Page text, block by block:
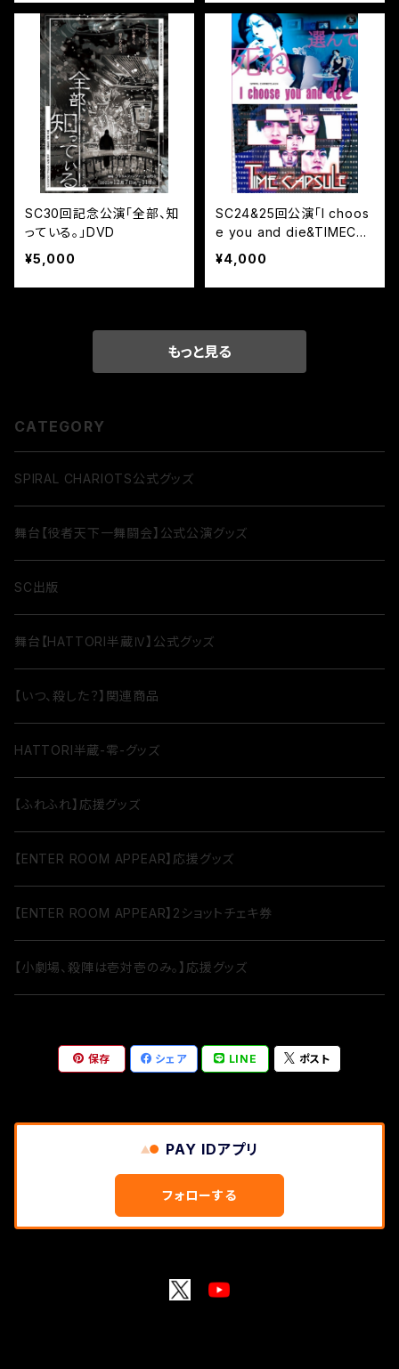
SC30回記念公演「全部、知
っている。」DVD
¥5,000
SC24&25回公演｢I choos
e you and die&TIMECAP
SULE｣DVD
¥4,000
もっと見る
CATEGORY
SPIRAL CHARIOTS公式グッズ
舞台【役者天下一舞闘会】公式公演グッズ
SC出版
舞台【HATTORI半蔵Ⅳ】公式グッズ
【いつ、殺した？】関連商品
HATTORI半蔵-零-グッズ
【ふれふれ】応援グッズ
【ENTER ROOM APPEAR】応援グッズ
【ENTER ROOM APPEAR】2ショットチェキ券
【小劇場、殺陣は壱対壱のみ。】応援グッズ
保存 シェア LINE ポスト
PAY IDアプリ
フォローする